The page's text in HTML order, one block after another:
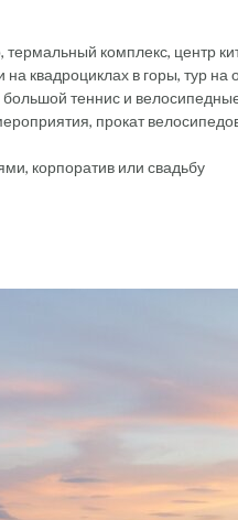
комплекс, центр
на квадроциклах в горы, тур на
теннис и
прокат
корпоратив или свадьбу